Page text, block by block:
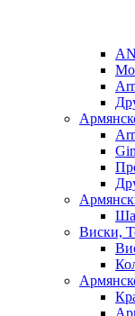
Виски,